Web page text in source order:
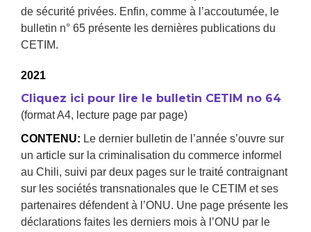
de sécurité privées. Enfin, comme à l’accoutumée, le
bulletin n° 65 présente les dernières publications du
CETIM.
2021
Cliquez ici pour lire le bulletin CETIM no 64
(format A4, lecture page par page)
CONTENU: Le dernier bulletin de l’année s’ouvre sur
un article sur la criminalisation du commerce informel
au Chili, suivi par deux pages sur le traité contraignant
sur les sociétés transnationales que le CETIM et ses
partenaires défendent à l’ONU. Une page présente les
déclarations faites les derniers mois à l’ONU par le